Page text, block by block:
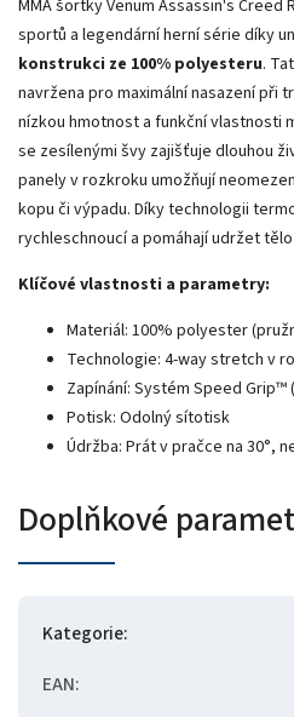
MMA šortky Venum Assassin's
sportů a legendární herní série díky
konstrukci ze 100% polyesteru.
navržena pro maximální nasazení při
nízkou hmotnost a funkční vlastnosti
se zesílenými švy zajišťuje dlouhou
panely v rozkroku umožňují
kopu či výpadu. Díky technologii
rychleschnoucí a pomáhají udržet
Klíčové vlastnosti a parametry:
Materiál: 100% polyester
Technologie: 4-way stretch v
Zapínání: Systém Speed Grip™
Potisk: Odolný sítotisk
Údržba: Prát v pračce na 30°,
Doplňkové
Kategorie:
EAN: